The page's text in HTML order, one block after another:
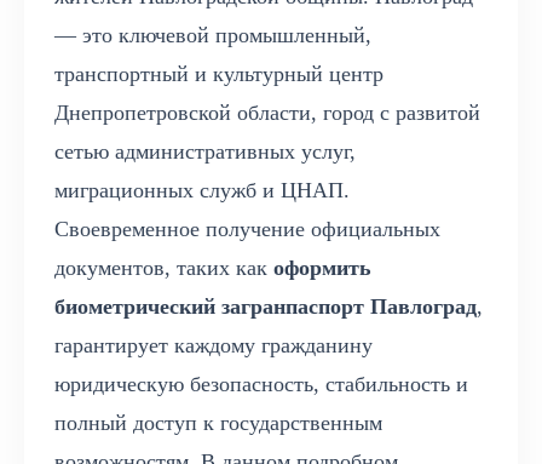
— это ключевой промышленный,
транспортный и культурный центр
Днепропетровской области, город с развитой
сетью административных услуг,
миграционных служб и ЦНАП.
Своевременное получение официальных
документов, таких как оформить
биометрический загранпаспорт Павлоград,
гарантирует каждому гражданину
юридическую безопасность, стабильность и
полный доступ к государственным